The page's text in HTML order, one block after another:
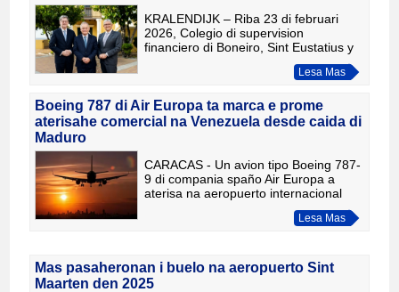
KRALENDIJK – Riba 23 di februari
2026, Colegio di supervision
financiero di Boneiro, Sint Eustatius y
Saba a bishita Boneiro. Durante e
bishita aki, e maneho di e entidadnan
Lesa Mas
Boeing 787 di Air Europa ta marca e prome
aterisahe comercial na Venezuela desde caida di
Maduro
CARACAS - Un avion tipo Boeing 787-
9 di compania spaño Air Europa a
aterisa na aeropuerto internacional
Simón Bolívar cerca di Caracas
dialuna anochi pa 9:00 (0100 GMT)
Lesa Mas
Mas pasaheronan i buelo na aeropuerto Sint
Maarten den 2025